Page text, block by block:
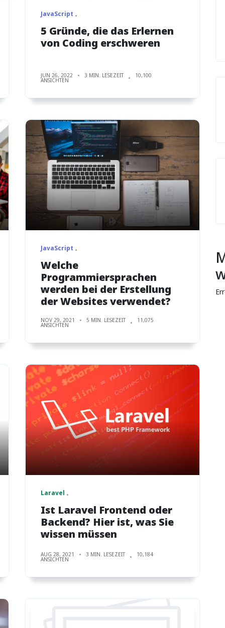
JavaScript
5 Gründe, die das Erlernen
von Coding erschweren
JUN 26, 2022 3 MIN. LESEZEIT 10,100
ANSICHTEN
JavaScript
Welche
Programmiersprachen
werden bei der Erstellung
der Websites verwendet?
NOV 29, 2021 5 MIN. LESEZEIT 11,075
ANSICHTEN
Laravel
Ist Laravel Frontend oder
Backend? Hier ist, was Sie
wissen müssen
AUG 28, 2021 3 MIN. LESEZEIT 10,184
ANSICHTEN